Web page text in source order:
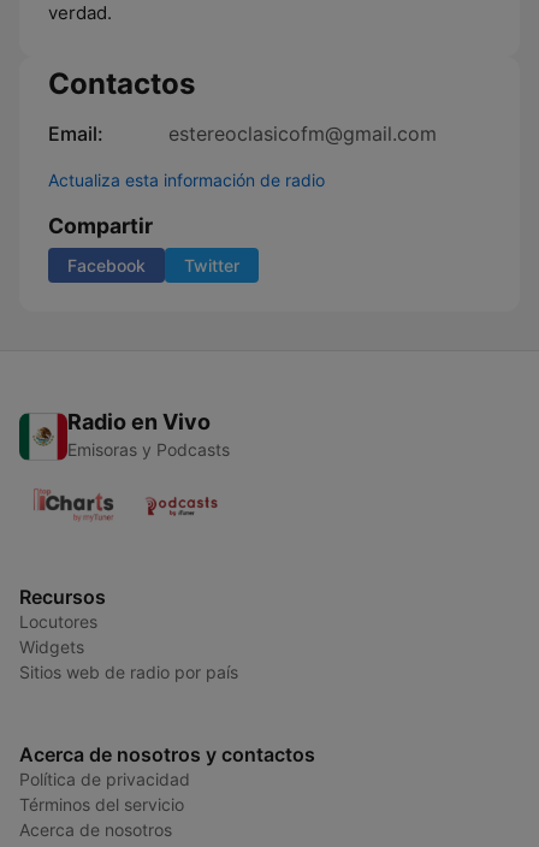
verdad.
Contactos
Email: estereoclasicofm@gmail.com
Actualiza esta información de radio
Compartir
Facebook Twitter
Radio en Vivo
Emisoras y Podcasts
Recursos
Locutores
Widgets
Sitios web de radio por país
Acerca de nosotros y contactos
Política de privacidad
Términos del servicio
Acerca de nosotros